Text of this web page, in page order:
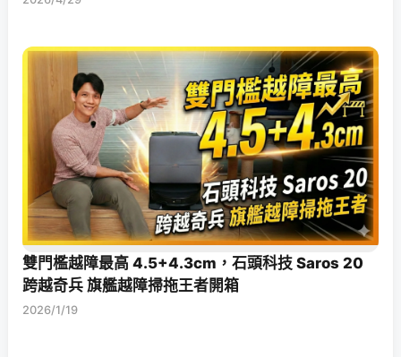
雙門檻越障最高 4.5+4.3cm，石頭科技 Saros 20
跨越奇兵 旗艦越障掃拖王者開箱
2026/1/19